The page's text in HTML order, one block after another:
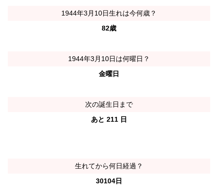
1944年3月10日生れは今何歳？
82歳
1944年3月10日は何曜日？
金曜日
次の誕生日まで
あと 211 日
生れてから何日経過？
30104日